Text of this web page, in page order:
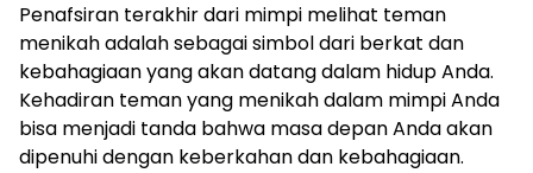
Penafsiran terakhir dari mimpi melihat teman
menikah adalah sebagai simbol dari berkat dan
kebahagiaan yang akan datang dalam hidup Anda.
Kehadiran teman yang menikah dalam mimpi Anda
bisa menjadi tanda bahwa masa depan Anda akan
dipenuhi dengan keberkahan dan kebahagiaan.